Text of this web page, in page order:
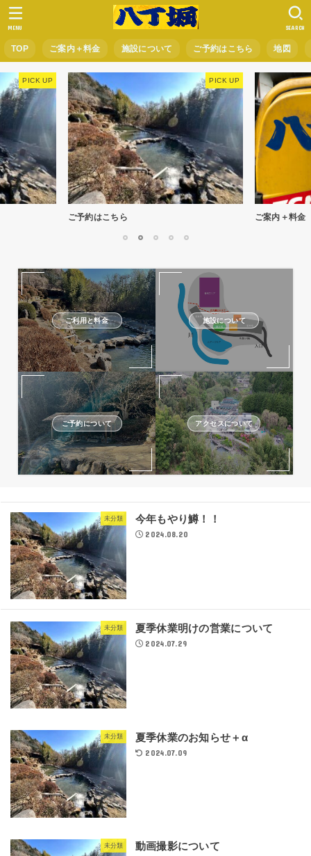
TOP ご案内＋料金 施設について ご予約はこちら 地図
SEARCH
MENU
ご予約はこちら ご案内＋料金
ご利用と料金 施設について
ご予約について アクセスについて
未分類 今年もやり鱒！！
2024.08.20
未分類 夏季休業明けの営業について
2024.07.29
未分類 夏季休業のお知らせ＋α
2024.07.09
未分類 動画撮影について